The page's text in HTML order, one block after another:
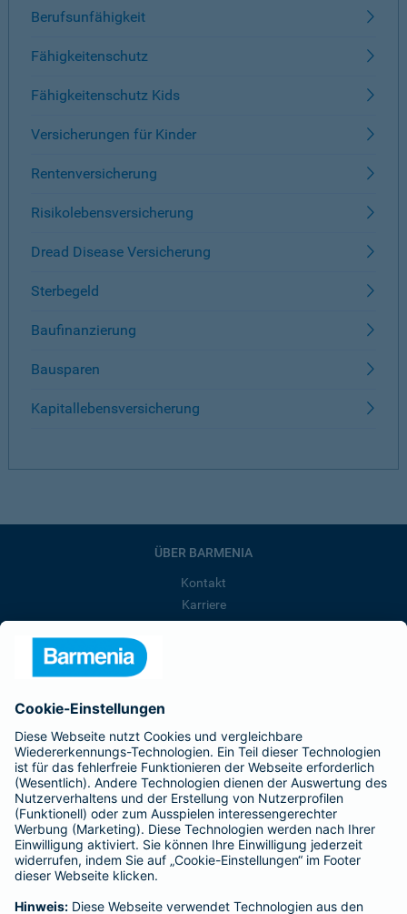
Berufsunfähigkeit
Fähigkeitenschutz
Fähigkeitenschutz Kids
Versicherungen für Kinder
Rentenversicherung
Risikolebensversicherung
Dread Disease Versicherung
Sterbegeld
Baufinanzierung
Bausparen
Kapitallebensversicherung
ÜBER BARMENIA
Kontakt
Karriere
Barmenia ist Teil der BarmeniaGothaer
BELIEBTE SEITEN
Kranken-Zusatzversicherung
Tierversicherungen
Haftpflichtversicherung
Hausratversicherung